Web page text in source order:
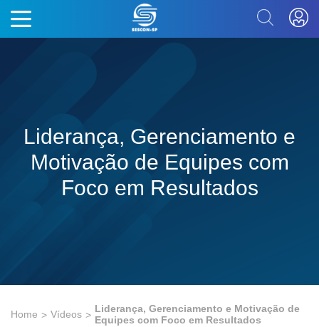
Liderança, Gerenciamento e
Motivação de Equipes com
Foco em Resultados
Home Vídeos
Liderança, Gerenciamento e Motivação de
Equipes com Foco em Resultados